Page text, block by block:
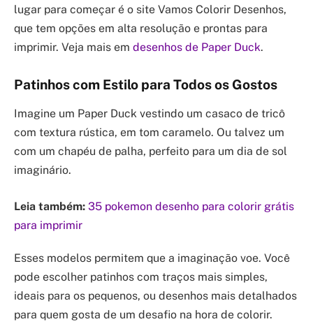
lugar para começar é o site Vamos Colorir Desenhos,
que tem opções em alta resolução e prontas para
imprimir. Veja mais em desenhos de Paper Duck.
Patinhos com Estilo para Todos os Gostos
Imagine um Paper Duck vestindo um casaco de tricô
com textura rústica, em tom caramelo. Ou talvez um
com um chapéu de palha, perfeito para um dia de sol
imaginário.
Leia também: 35 pokemon desenho para colorir grátis
para imprimir
Esses modelos permitem que a imaginação voe. Você
pode escolher patinhos com traços mais simples,
ideais para os pequenos, ou desenhos mais detalhados
para quem gosta de um desafio na hora de colorir.